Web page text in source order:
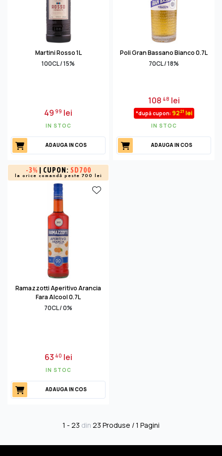
Martini Rosso 1L
100CL / 15%
4999 lei
IN STOC
ADAUGA IN COS
Poli Gran Bassano Bianco 0.7L
70CL / 18%
108 48 lei
*după cupon: 9221 lei
IN STOC
ADAUGA IN COS
-3% | CUPON: SD700
la orice comandă peste 700 lei
Ramazzotti Aperitivo Arancia
Fara Alcool 0.7L
70CL / 0%
63 40 lei
IN STOC
ADAUGA IN COS
1 - 23 din 23 Produse / 1 Pagini